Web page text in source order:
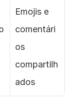
Emojis e
comentári
os
compartilh
ados